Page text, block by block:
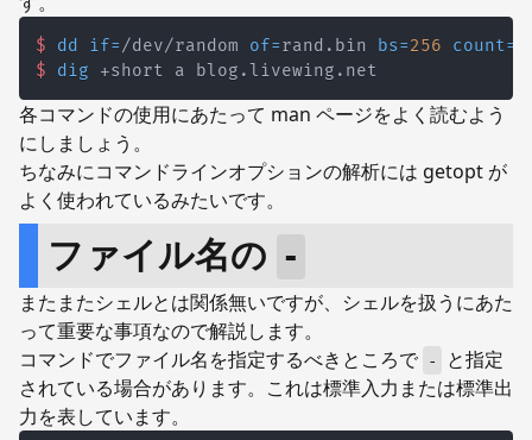
$ dd if=/dev/random of=rand.bin bs=256 count=
$
dig +short a blog.livewing.net
各コマンドの使用にあたって man ページをよく読むよう
にしましょう。
ちなみにコマンドラインオプションの解析には getopt が
よく使われているみたいです。
ファイル名の -
またまたシェルとは関係無いですが、シェルを扱うにあた
って重要な事項なので解説します。
コマンドでファイル名を指定するべきところで
-
と指定
されている場合があります。これは標準入力または標準出
力を表しています。